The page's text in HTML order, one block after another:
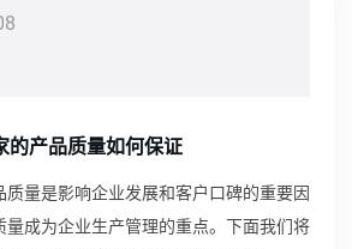
的产品质量如何保证
质量是影响企业发展和客户口碑的重要因
量成为企业生产管理的重点。下面我们将